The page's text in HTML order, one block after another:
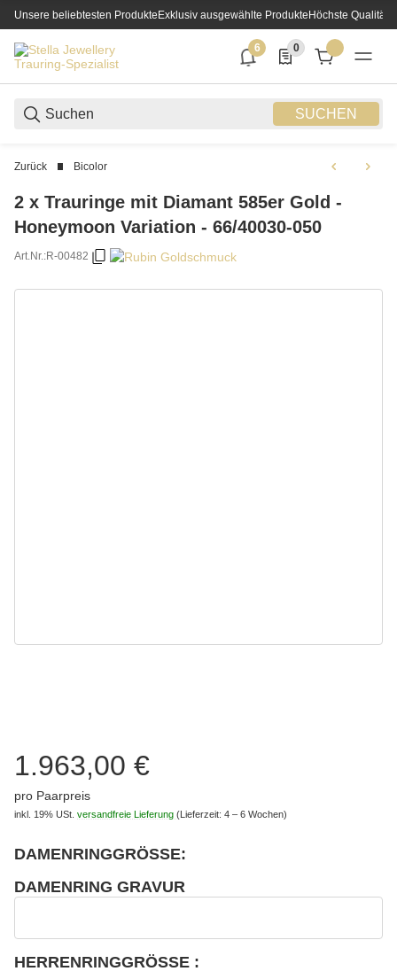
Unsere beliebtesten ProdukteExklusiv ausgewählte ProdukteHöchste Qualität
SUCHEN
6
6 neue Notifizierungen
0
0 Produkte in der
Zurück Bicolor
2 x Trauringe mit Diamant 585er Gold -
Honeymoon Variation - 66/40030-050
Art.Nr.:R-00482
1.963,00 €
pro Paarpreis
inkl. 19% USt. versandfreie Lieferung (Lieferzeit: 4 – 6 Wochen)
DAMENRINGGRÖSSE:
DAMENRING GRAVUR
HERRENRINGGRÖSSE :